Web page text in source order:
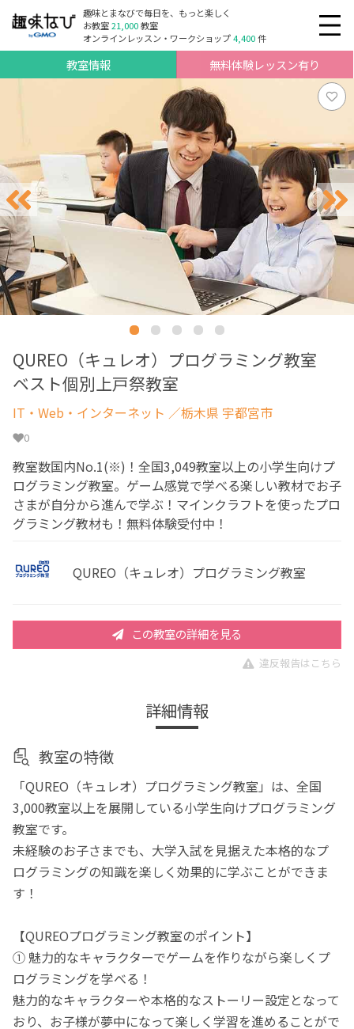
趣味とまなびで毎日を、もっと楽しく
お教室21,000教室
オンラインレッスン・ワークショップ4,400件
教室情報 無料体験レッスン有り
QUREO（キュレオ）プログラミング教室
ベスト個別上戸祭教室
IT・Web・インターネット ／栃木県 宇都宮市
0
教室数国内No.1(※)！全国3,049教室以上の小学生向けプ
ログラミング教室。ゲーム感覚で学べる楽しい教材でお子
さまが自分から進んで学ぶ！マインクラフトを使ったプロ
グラミング教材も！無料体験受付中！
QUREO（キュレオ）プログラミング教室
この教室の詳細を見る
違反報告はこちら
詳細情報
教室の特徴
「QUREO（キュレオ）プログラミング教室」は、全国
3,000教室以上を展開している小学生向けプログラミング
教室です。
未経験のお子さまでも、大学入試を見据えた本格的なプ
ログラミングの知識を楽しく効果的に学ぶことができま
す！
【QUREOプログラミング教室のポイント】
① 魅力的なキャラクターでゲームを作りながら楽しくプ
ログラミングを学べる！
魅力的なキャラクターや本格的なストーリー設定となって
おり、お子様が夢中になって楽しく学習を進めることがで